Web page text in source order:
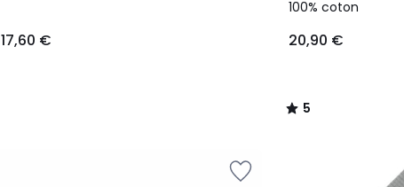
17,60 €
100% coton
20,90 €
5
5
/